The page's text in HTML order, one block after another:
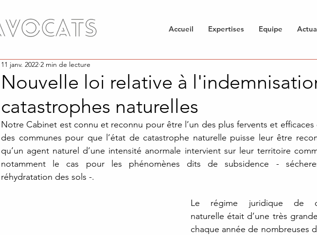
Accueil Expertises Equipe
Nouvelle loi relative à
catastrophes naturelles
11 janv. 2022 2 min de lecture
Notre Cabinet est connu et reconnu pour être l’un des plus fervents et efficaces
des communes pour que l’état de catastrophe naturelle puisse leur être
qu’un agent naturel d’une intensité anormale intervient sur leur territoire
notamment le cas pour les phénomènes dits de subsidence -
réhydratation des sols -.
Le régime juridique de
naturelle était d’une très
chaque année de nombreuses